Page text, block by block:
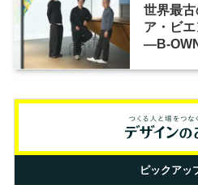
世界最
ア・ビ
―B-
ピックアッ